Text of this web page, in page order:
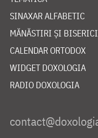
SINAXAR ALFABETIC
MĂNĂSTIRI ȘI BISERICI
CALENDAR ORTODOX
WIDGET DOXOLOGIA
RADIO DOXOLOGIA